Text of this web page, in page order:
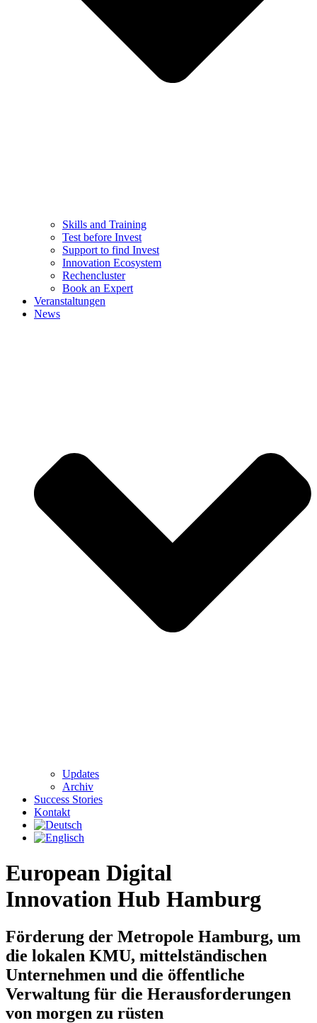
Skills and Training
Test before Invest
Support to find Invest
Innovation Ecosystem
Rechencluster​
Book an Expert
Veranstaltungen
News
Updates
Archiv
Success Stories
Kontakt
European Digital
Innovation Hub Hamburg
Förderung der Metropole Hamburg, um
die lokalen KMU, mittelständischen
Unternehmen und die öffentliche
Verwaltung für die Herausforderungen
von morgen zu rüsten